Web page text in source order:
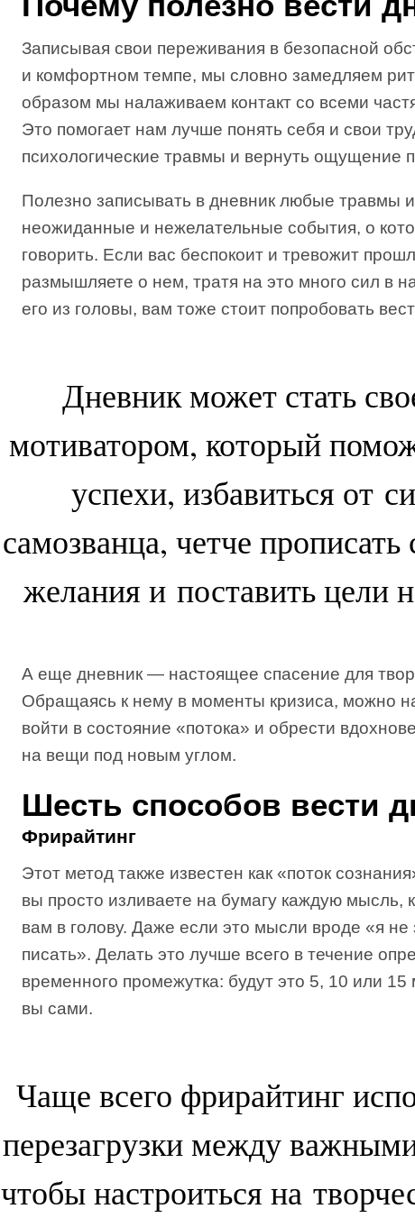
Записывая свои переживания в безопасной
и комфортном темпе, мы словно замедляем
образом мы налаживаем контакт со всеми
Это помогает нам лучше понять себя и свои
психологические травмы и вернуть ощущение
Полезно записывать в дневник любые травмы
неожиданные и нежелательные события, о
говорить. Если вас беспокоит и тревожит
размышляете о нем, тратя на это много сил в
его из головы, вам тоже стоит попробовать
Дневник может стать
мотиватором, который
успехи, избавиться от
самозванца, четче
желания и поставить цели
А еще дневник — настоящее спасение для
Обращаясь к нему в моменты кризиса, можно
войти в состояние «потока» и обрести
на вещи под новым углом.
Шесть способов вести
Фрирайтинг
Этот метод также известен как «поток
вы просто изливаете на бумагу каждую мысль,
вам в голову. Даже если это мысли вроде «я
писать». Делать это лучше всего в течение
временного промежутка: будут это 5, 10 или
вы сами.
Чаще всего фрирайтинг
перезагрузки между
чтобы настроиться на